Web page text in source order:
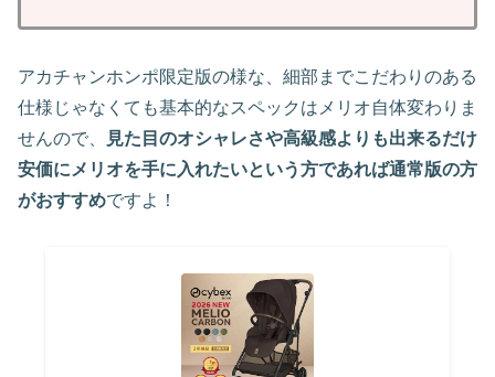
アカチャンホンポ限定版の様な、細部までこだわりのある
仕様じゃなくても基本的なスペックはメリオ自体変わりま
せんので、
見た目のオシャレさや高級感よりも出来るだけ
安価にメリオを手に入れたいという方であれば通常版の方
がおすすめですよ！